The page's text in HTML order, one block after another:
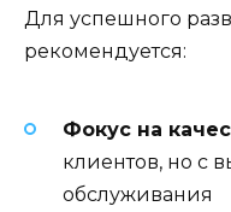
Для успешного
рекомендуется:
Фокус на
клиентов, но с
обслуживания